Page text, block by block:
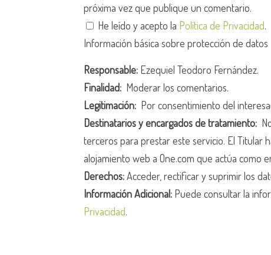
próxima vez que publique un comentario.
He leído y acepto la Política de Privacidad.
Información básica sobre protección de datos
Responsable: Ezequiel Teodoro Fernández.
Finalidad: Moderar los comentarios.
Legitimación: Por consentimiento del
Destinatarios y encargados de tratamiento:
terceros para prestar este servicio. El Titular
alojamiento web a One.com que actúa como
Derechos:Acceder, rectificar y suprimir los
Información Adicional: Puede consultar la
Privacidad.